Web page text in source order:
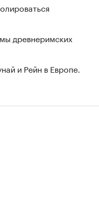
древнеримских
и Рейн в Европе.